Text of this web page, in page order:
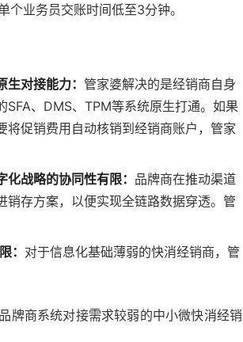
业务员交账时间低至3分钟。
对接能力： 管家婆解决的是经销商自身
、DMS、TPM等系统原生打通。如果
促销费用自动核销到经销商账户，管家
战略的协同性有限： 品牌商在推动渠道
存方案，以便实现全链路数据穿透。管
： 对于信息化基础薄弱的快消经销商，管
牌商系统对接需求较弱的中小微快消经销